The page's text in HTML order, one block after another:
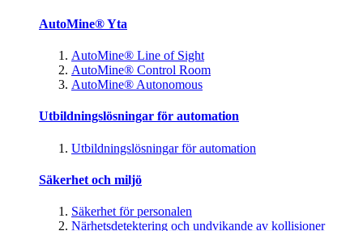
AutoMine® Yta
AutoMine® Line of Sight
AutoMine® Control Room
AutoMine® Autonomous
Utbildningslösningar för automation
Utbildningslösningar för automation
Säkerhet och miljö
Säkerhet för personalen
Närhetsdetektering och undvikande av kollisioner